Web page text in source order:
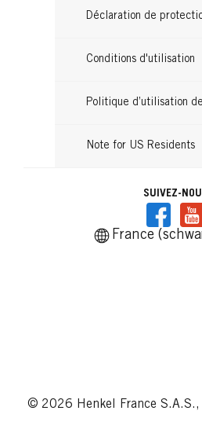
Déclaration de
Conditions d'utilisation
Politique d’utilisation
Note for US Residents
SUIVEZ-
France
© 2026 Henkel France